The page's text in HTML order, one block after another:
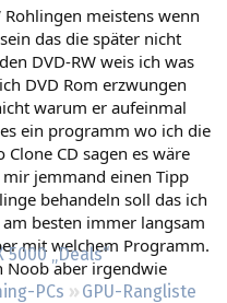
5000 „Deals“
PCs
GPU-Rangliste
meistens wenn
das die später nicht
DVD-RW weis ich was
DVD Rom erzwungen
warum er aufeinmal
ein programm wo ich die
CD sagen es wäre
jemmand einen Tipp
behandeln soll das ich
besten immer langsam
mit welchem Programm.
Noob aber irgendwie